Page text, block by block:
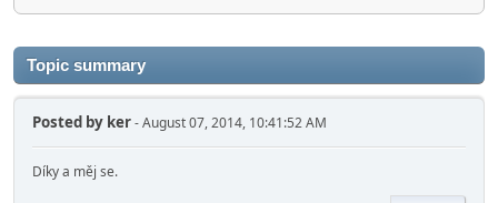
Topic summary
Posted by ker- August 07, 2014, 10:41:52 AM
Díky a měj se.